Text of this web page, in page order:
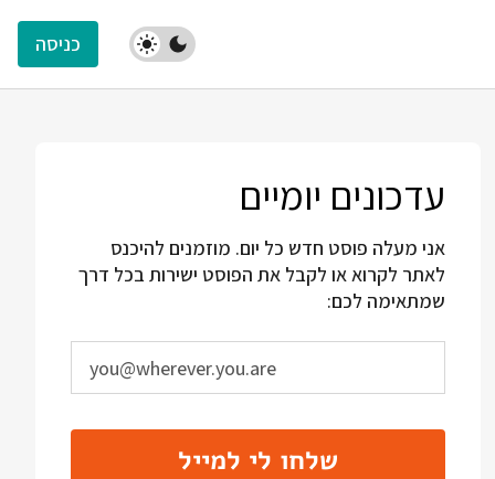
כניסה
עדכונים יומיים
אני מעלה פוסט חדש כל יום. מוזמנים להיכנס
לאתר לקרוא או לקבל את הפוסט ישירות בכל דרך
שמתאימה לכם:
שלחו לי למייל